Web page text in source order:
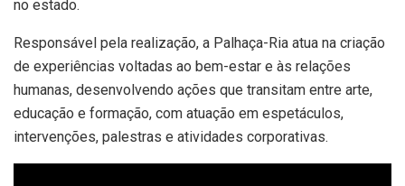
no estado.
Responsável pela realização, a Palhaça-Ria atua na criação
de experiências voltadas ao bem-estar e às relações
humanas, desenvolvendo ações que transitam entre arte,
educação e formação, com atuação em espetáculos,
intervenções, palestras e atividades corporativas.